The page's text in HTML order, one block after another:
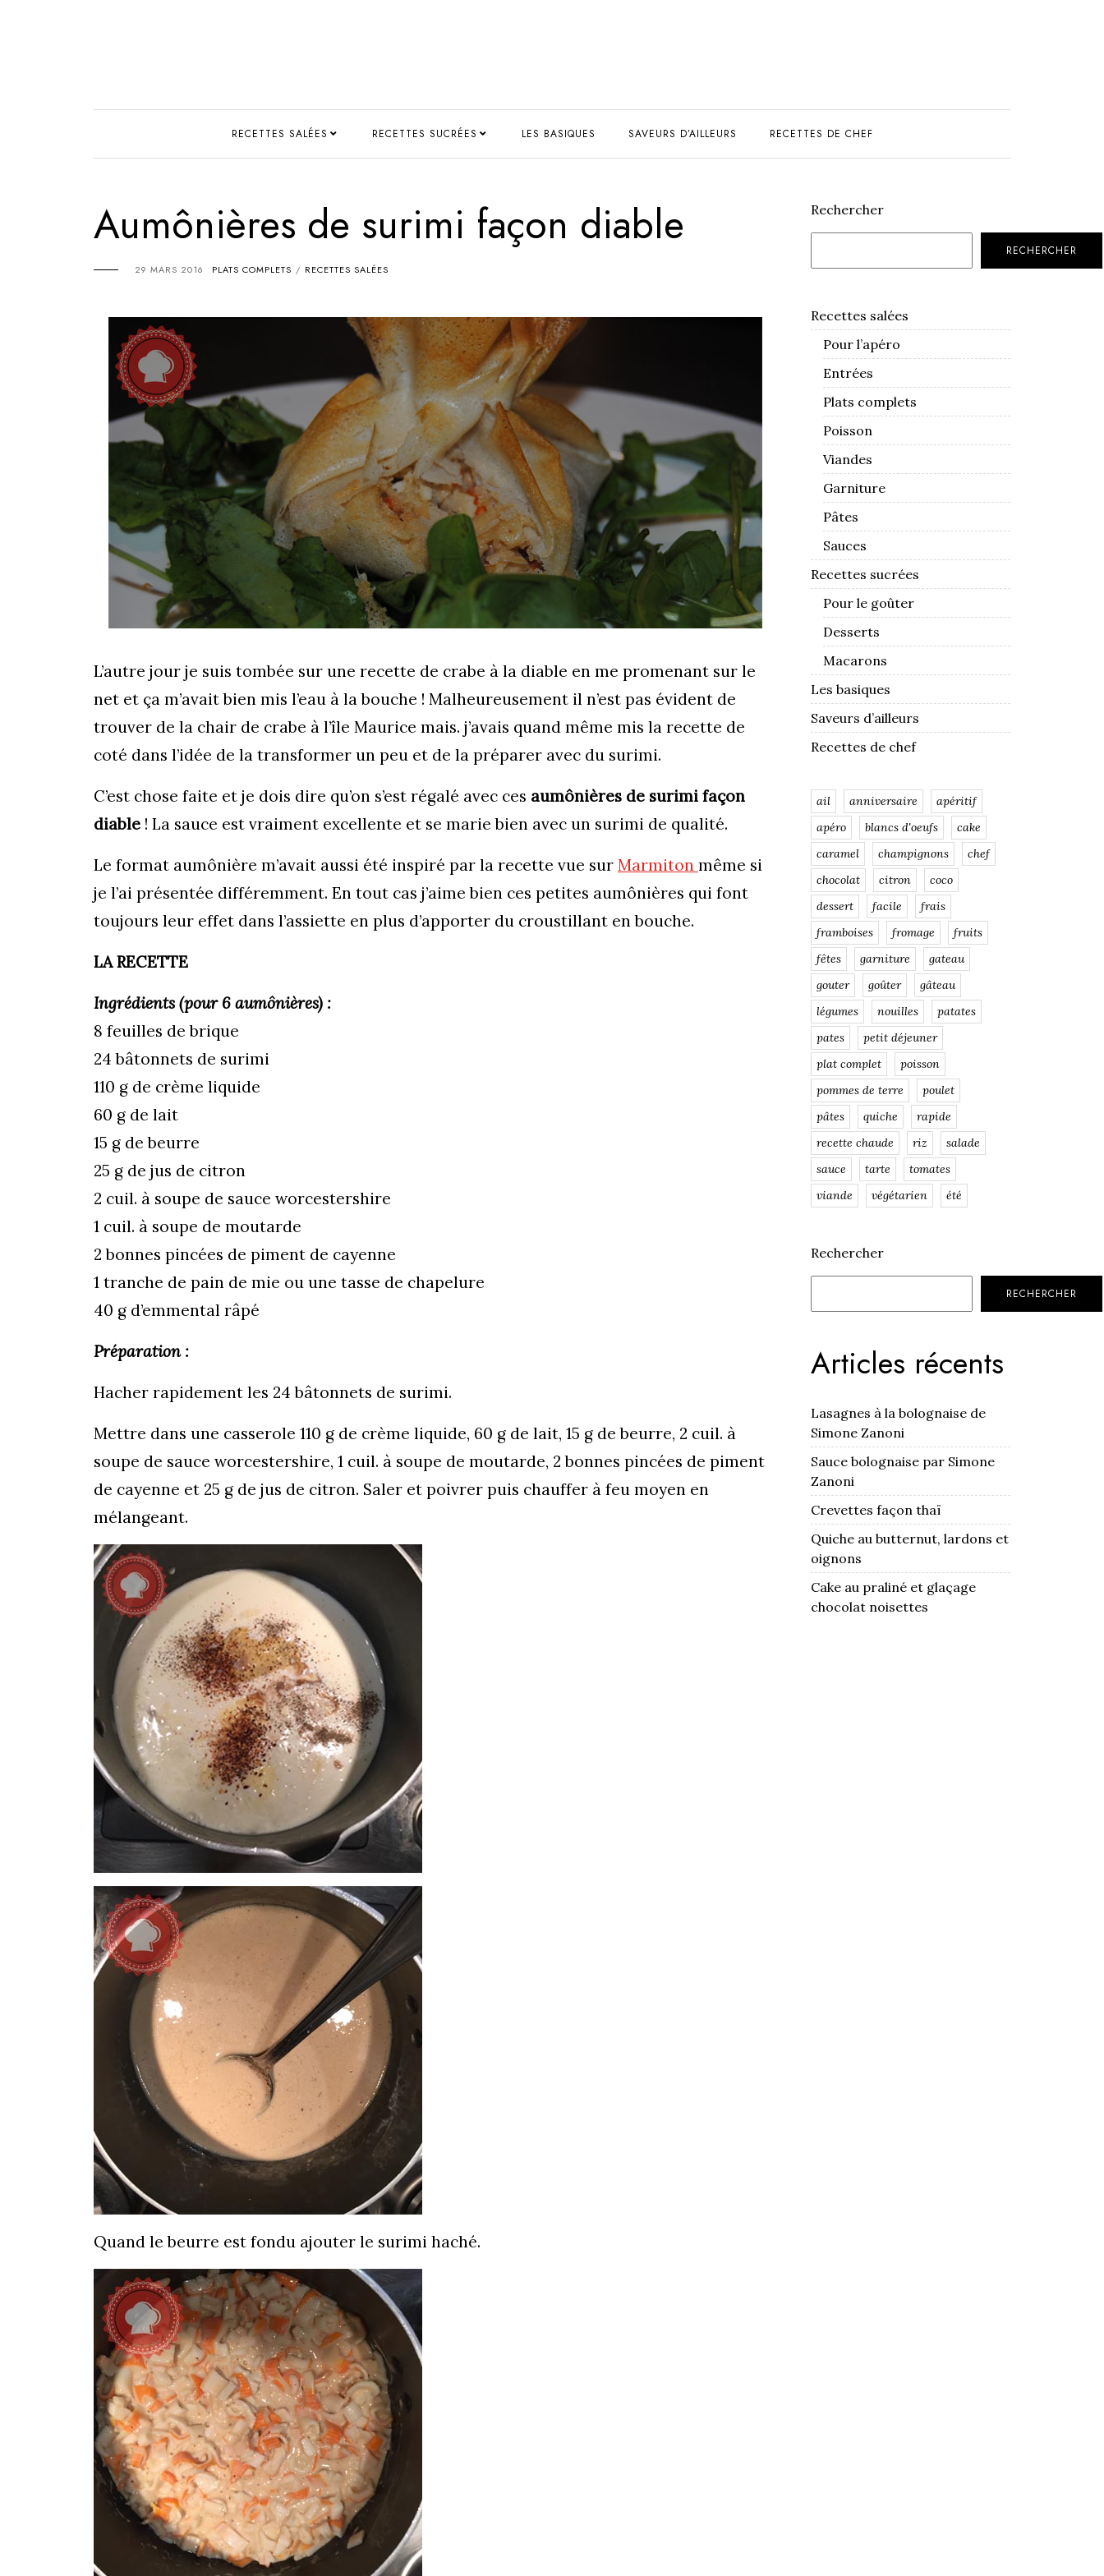
RECETTES SALÉES RECETTES SUCRÉES LES BASIQUES SAVEURS D’AILLEURS RECETTES DE CHEF
Aumônières de surimi façon diable
29 MARS 2016 PLATS COMPLETS / RECETTES SALÉES
L’autre jour je suis tombée sur une recette de crabe à la diable en me promenant sur le
net et ça m’avait bien mis l’eau à la bouche ! Malheureusement il n’est pas évident de
trouver de la chair de crabe à l’île Maurice mais. j’avais quand même mis la recette de
coté dans l’idée de la transformer un peu et de la préparer avec du surimi.
C’est chose faite et je dois dire qu’on s’est régalé avec ces aumônières de surimi façon
diable ! La sauce est vraiment excellente et se marie bien avec un surimi de qualité.
Le format aumônière m’avait aussi été inspiré par la recette vue sur Marmiton même si
je l’ai présentée différemment. En tout cas j’aime bien ces petites aumônières qui font
toujours leur effet dans l’assiette en plus d’apporter du croustillant en bouche.
LA RECETTE
Ingrédients (pour 6 aumônières) :
8 feuilles de brique
24 bâtonnets de surimi
110 g de crème liquide
60 g de lait
15 g de beurre
25 g de jus de citron
2 cuil. à soupe de sauce worcestershire
1 cuil. à soupe de moutarde
2 bonnes pincées de piment de cayenne
1 tranche de pain de mie ou une tasse de chapelure
40 g d’emmental râpé
Préparation :
Hacher rapidement les 24 bâtonnets de surimi.
Mettre dans une casserole 110 g de crème liquide, 60 g de lait, 15 g de beurre, 2 cuil. à
soupe de sauce worcestershire, 1 cuil. à soupe de moutarde, 2 bonnes pincées de piment
de cayenne et 25 g de jus de citron. Saler et poivrer puis chauffer à feu moyen en
mélangeant.
Quand le beurre est fondu ajouter le surimi haché.
Rechercher
RECHERCHER
Recettes salées
Pour l’apéro
Entrées
Plats complets
Poisson
Viandes
Garniture
Pâtes
Sauces
Recettes sucrées
Pour le goûter
Desserts
Macarons
Les basiques
Saveurs d’ailleurs
Recettes de chef
ail anniversaire
apéritif
apéro
blancs d'oeufs
cake
caramel
champignons
chef
chocolat
citron
coco
dessert
facile
frais
framboises
fromage
fruits
fêtes
garniture
gateau
gouter
goûter
gâteau
légumes
nouilles
patates
pates
petit déjeuner
plat complet
poisson
pommes de terre
poulet
pâtes
quiche
rapide
recette chaude
riz
salade
sauce
tarte
tomates
viande
végétarien été
Rechercher
RECHERCHER
Articles récents
Lasagnes à la bolognaise de
Simone Zanoni
Sauce bolognaise par Simone
Zanoni
Crevettes façon thaï
Quiche au butternut, lardons et
oignons
Cake au praliné et glaçage
chocolat noisettes